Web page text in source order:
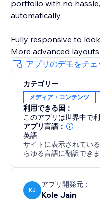
portfolio with no
automatically.
Fully responsive to
More advanced
アプリのデモをチェ
カテゴリー
メディア・コンテンツ
利用できる国：
このアプリは世界中で
アプリ言語：
英語
サイトに表示されてい
らゆる言語に翻訳できま
KJ
アプリ開発元：
Kole Jain